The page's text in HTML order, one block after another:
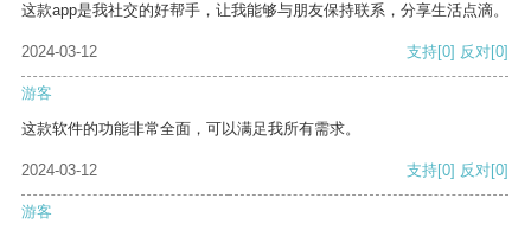
这款app是我社交的好帮手，让我能够与朋友保持联系，分享生活点滴。
2024-03-12 支持[0] 反对[0]
游客
这款软件的功能非常全面，可以满足我所有需求。
2024-03-12 支持[0] 反对[0]
游客